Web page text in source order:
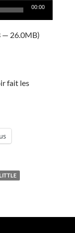
00:00
— 26.0MB)
fait les